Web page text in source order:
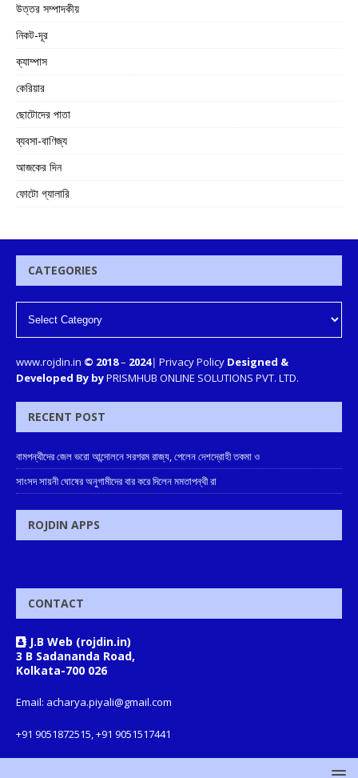
উত্তর সম্পাদকীয়
নিকট-দূর
ক্যাম্পাস
কেরিয়ার
ছোটোদের পাতা
ব্যবসা-বাণিজ্য
আজকের দিন
ফোটো গ্যালারি
CATEGORIES
www.rojdin.in © 2018– 2024| Privacy Policy Designed &
Developed By byPRISMHUB ONLINE SOLUTIONS PVT. LTD.
RECENT POST
বামপন্থীদের জেল ভরো আন্দোলনে সরগরম রাজ্য, পেলেন দেশদ্রোহী তকমা ও
সাংসদ সায়নী ঘোষের অনুগামীদের বার করে দিলেন মমতাপন্থী রা
ROJDIN APPS
CONTACT
J.B Web (rojdin.in)
3 B Sadananda Road,
Kolkata-700 026
Email: acharya.piyali@gmail.com
+91 9051872515, +91 9051517441